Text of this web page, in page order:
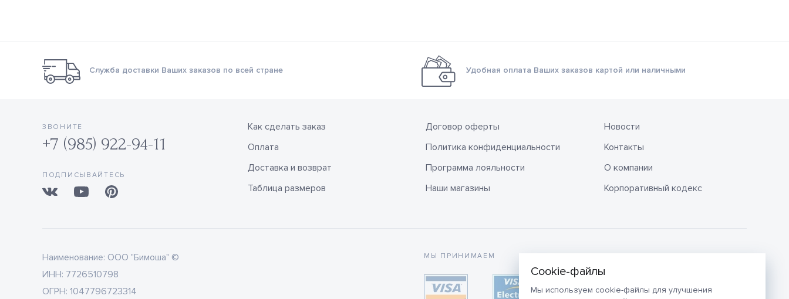
Мы используем cookie-файлы для улучшения
Служба доставки Ваших заказов по всей стране Удобная оплата Ваших заказов картой или наличными
ЗВОНИТЕ
+7 (985) 922-94-11
ПОДПИСЫВАЙТЕСЬ
Как сделать заказ
Оплата
Доставка и возврат
Таблица размеров
Договор оферты
Политика конфиденциальности
Программа лояльности
Наши магазины
Новости
Контакты
О компании
Корпоративный кодекс
Наименование: ООО "Бимоша" ©
ИНН: 7726510798
ОГРН: 1047796723314
МЫ ПРИНИМАЕМ